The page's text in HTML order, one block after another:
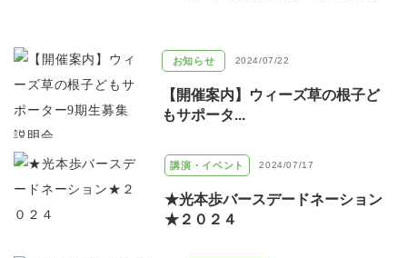
お知らせ 2024/07/22
【開催案内】ウィーズ草の根子ど
もサポータ...
講演・イベント 2024/07/17
★光本歩バースデードネーション
★２０２４